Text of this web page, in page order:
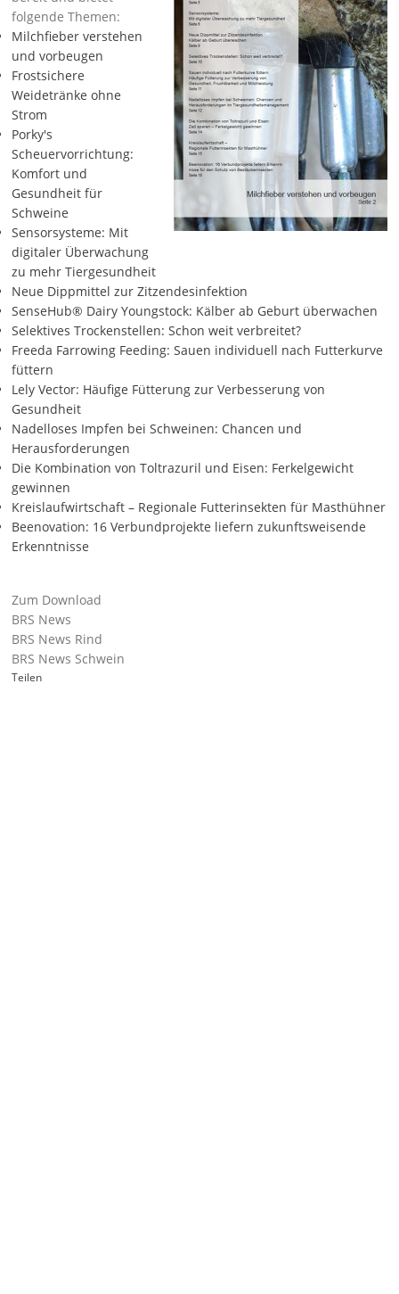
folgende Themen:
Milchfieber verstehen
und vorbeugen
Frostsichere
Weidetränke ohne
Strom
Porky's
Scheuervorrichtung:
Komfort und
Gesundheit für
Schweine
Sensorsysteme: Mit
digitaler Überwachung
zu mehr Tiergesundheit
Neue Dippmittel zur Zitzendesinfektion
SenseHub® Dairy Youngstock: Kälber ab Geburt überwachen
Selektives Trockenstellen: Schon weit verbreitet?
Freeda Farrowing Feeding: Sauen individuell nach Futterkurve
füttern
Lely Vector: Häufige Fütterung zur Verbesserung von
Gesundheit
Nadelloses Impfen bei Schweinen: Chancen und
Herausforderungen
Die Kombination von Toltrazuril und Eisen: Ferkelgewicht
gewinnen
Kreislaufwirtschaft – Regionale Futterinsekten für Masthühner
Beenovation: 16 Verbundprojekte liefern zukunftsweisende
Erkenntnisse
Zum Download
BRS News
BRS News Rind
BRS News Schwein
Teilen